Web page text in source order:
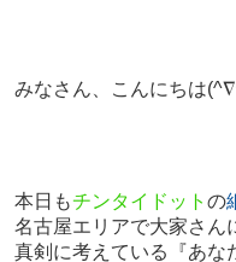
みなさん、こんにちは
本日もチンタイドット の
名古屋エリアで大家さん
真剣に考えている『あな